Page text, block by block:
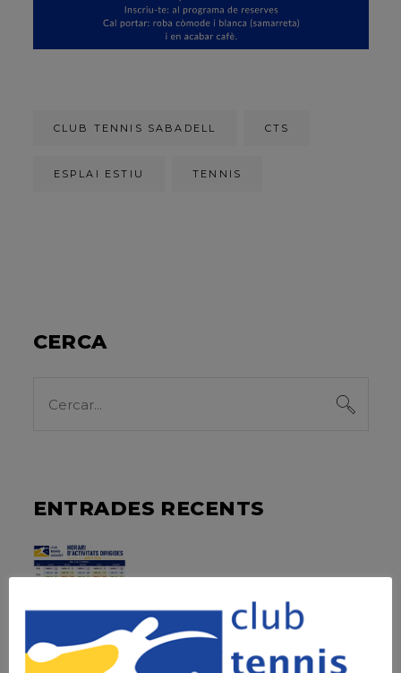
CLUB TENNIS SABADELL CTS
ESPLAI ESTIU TENNIS
CERCA
for:
ENTRADES RECENTS
HORARI ESPECIAL